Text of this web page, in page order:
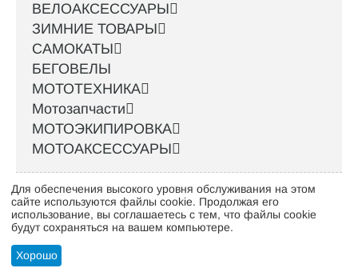
ВЕЛОАКСЕССУАРЫ
ЗИМНИЕ ТОВАРЫ
САМОКАТЫ
БЕГОВЕЛЫ
МОТОТЕХНИКА
Мотозапчасти
МОТОЭКИПИРОВКА
МОТОАКСЕССУАРЫ
Интернет-магазин велосипедов VELO52.RU
Стать оптовым клиентом
Для обеспечения высокого уровня обслуживания на этом
сайте используются файлы cookie. Продолжая его
использование, вы соглашаетесь с тем, что файлы cookie
будут сохраняться на вашем компьютере.
Хорошо